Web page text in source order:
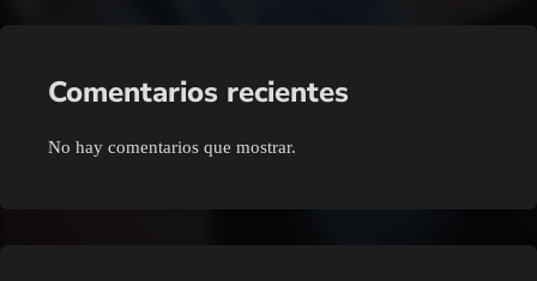
Comentarios recientes
No hay comentarios que mostrar.